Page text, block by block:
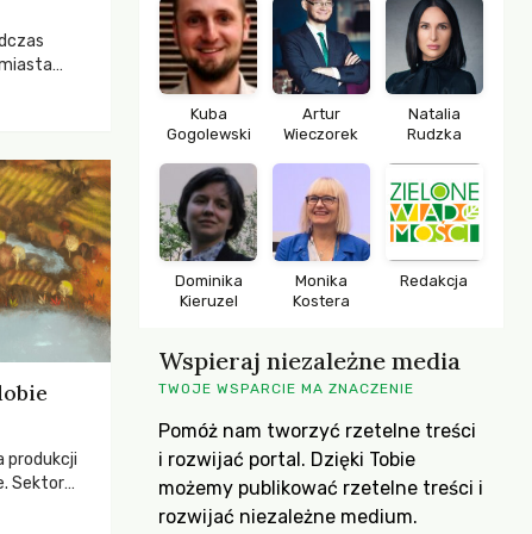
produkcji
Sektor
Kuba
Gogolewski
Artur
Wieczorek
Natalia
Rudzka
Dominika
Kieruzel
Monika
Kostera
Redakcja
Wspieraj niezależne media
TWOJE WSPARCIE MA ZNACZENIE
Pomóż nam tworzyć rzetelne treści
i rozwijać portal. Dzięki Tobie
możemy publikować rzetelne treści i
rozwijać niezależne medium.